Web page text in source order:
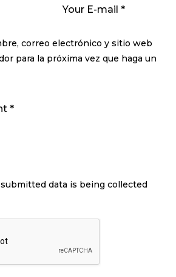
correo electrónico y sitio web
para la próxima vez que haga un
data is being collected